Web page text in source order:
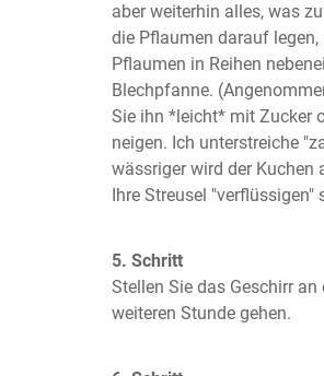
aber weiterhin alles, was
die Pflaumen darauf
Pflaumen in Reihen
Blechpfanne.
Sie ihn *leicht* mit Zucker
neigen. Ich unterstreiche
wässriger wird der Kuchen
Ihre Streusel
5. Schritt
Stellen Sie das Geschirr
weiteren Stunde gehen.